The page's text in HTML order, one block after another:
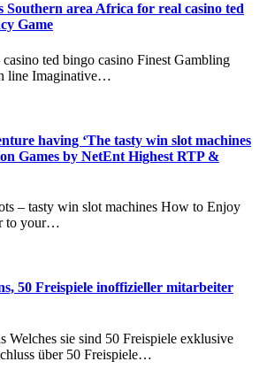
Southern area Africa for real casino ted
Game
ted bingo casino Finest Gambling
line Imaginative…
having ‘The tasty win slot machines
Games by NetEnt Highest RTP &
– tasty win slot machines How to Enjoy
to your…
50 Freispiele inoffizieller mitarbeiter
Welches sie sind 50 Freispiele exklusive
über 50 Freispiele…